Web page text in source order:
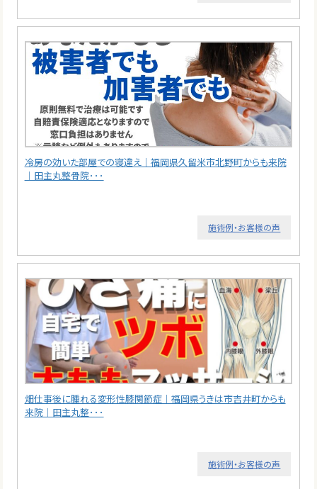
冷房の効いた部屋での寝違え｜福岡県久留米市北野町からも来院
｜田主丸整骨院･･･
施術例・お客様の声
畑仕事後に腫れる変形性膝関節症｜福岡県うきは市吉井町からも
来院｜田主丸整･･･
施術例・お客様の声